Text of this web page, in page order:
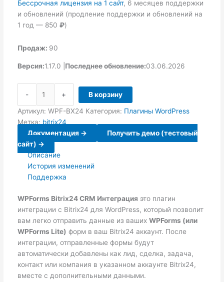
Бессрочная лицензия на 1 сайт, 6 месяцев поддержки
и обновлений (продление поддержки и обновлений на
1 год — 850 ₽)
Продаж: 90
Версия:1.17.0 | Последнее обновление:03.06.2026
-
WPForms
-
Bitrix24
CRM
-
Integration
-
Bitrix24
CRM
-
Интеграция
+ В корзину
Артикул: WPF-BX24 Категория: Плагины WordPress
Метка:bitrix24
Документация ->
Получить демо (тестовый
сайт) ->
Описание
История изменений
Поддержка
WPForms Bitrix24 CRM Интеграция это плагин
интеграции с Bitrix24 для WordPress, который позволит
вам легко отправить данные из ваших WPForms (или
WPForms Lite) форм в ваш Bitrix24 аккаунт. После
интеграции, отправленные формы будут
автоматически добавлены как лид, сделка, задача,
контакт или компания в указанном аккаунте Bitrix24,
вместе с дополнительными данными.